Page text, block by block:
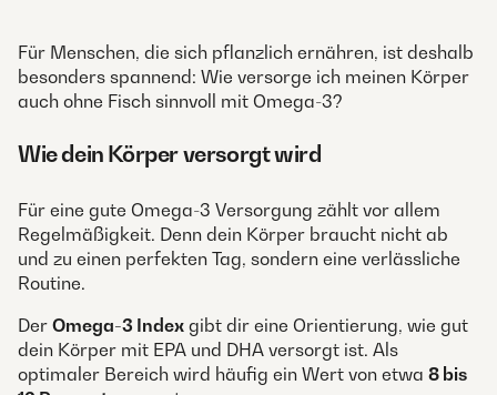
Für Menschen, die sich pflanzlich ernähren, ist deshalb
besonders spannend: Wie versorge ich meinen Körper
auch ohne Fisch sinnvoll mit Omega-3?
Wie dein Körper versorgt wird
Für eine gute Omega-3 Versorgung zählt vor allem
Regelmäßigkeit. Denn dein Körper braucht nicht ab
und zu einen perfekten Tag, sondern eine verlässliche
Routine.
Der Omega-3 Index gibt dir eine Orientierung, wie gut
dein Körper mit EPA und DHA versorgt ist. Als
optimaler Bereich wird häufig ein Wert von etwa 8 bis